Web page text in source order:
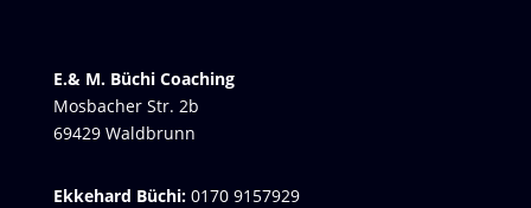
E.& M. Büchi Coaching
Mosbacher Str. 2b
69429 Waldbrunn
Ekkehard Büchi:0170 9157929